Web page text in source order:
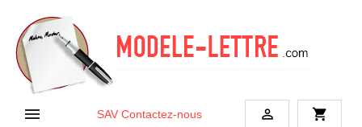
 SAV Contactez-nous  shopping_cart